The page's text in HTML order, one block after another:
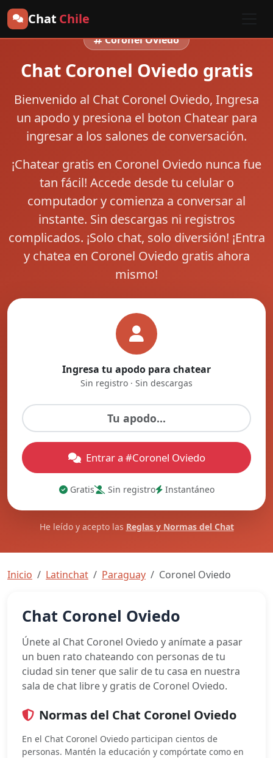
Chat Chile
Coronel Oviedo
Chat Coronel Oviedo gratis
Bienvenido al Chat Coronel Oviedo, Ingresa
un apodo y presiona el boton Chatearpara
ingresar a los salones de conversación.
¡Chatear gratis en Coronel Oviedo nunca fue
tan fácil! Accede desde tu celular o
computador y comienza a conversar al
instante. Sin descargas ni registros
complicados. ¡Solo chat, solo diversión! ¡Entra
y chatea en Coronel Oviedo gratis ahora
mismo!
Ingresa tu apodo para chatear
Sin registro · Sin descargas
Entrar a #Coronel Oviedo
Gratis Sin registro Instantáneo
He leído y acepto las Reglas y Normas del Chat
Inicio Latinchat Paraguay Coronel Oviedo
Chat Coronel Oviedo
Únete al Chat Coronel Oviedo y anímate a pasar
un buen rato chateando con personas de tu
ciudad sin tener que salir de tu casa en nuestra
sala de chat libre y gratis de Coronel Oviedo.
Normas del Chat Coronel Oviedo
En el Chat Coronel Oviedo participan cientos de
personas. Mantén la educación y compórtate como en